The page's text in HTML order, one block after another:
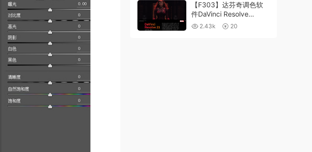
【F303】达芬奇调色软
件DaVinci Resolve
Studio21.0.3 中文版
2.43k 20